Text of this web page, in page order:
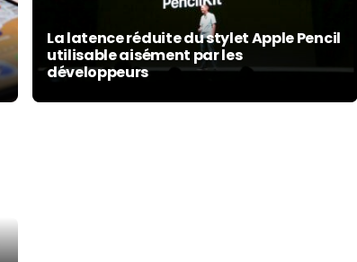
La latence réduite du stylet Apple Pencil
utilisable aisément par les
développeurs